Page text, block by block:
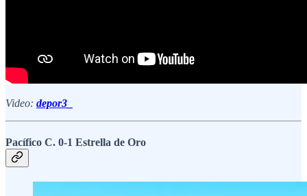
Video: depor3_
Pacífico C. 0-1 Estrella de Oro